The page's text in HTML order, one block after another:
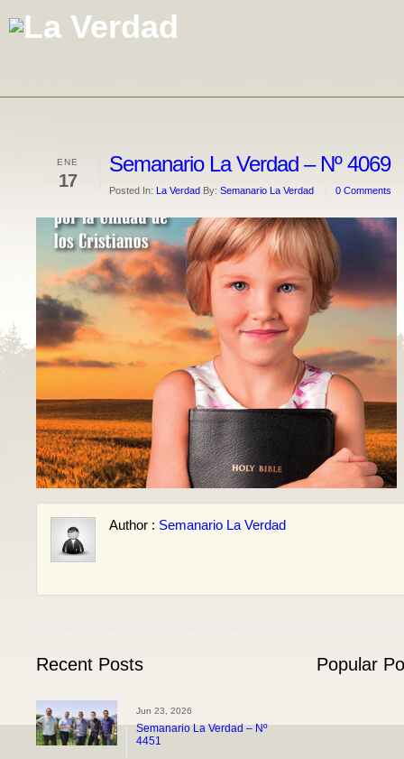
ENE
17
Semanario La Verdad – Nº 4069
Posted In: La Verdad By: Semanario La Verdad 0 Comments
Author : Semanario La Verdad
Recent Posts
Jun 23, 2026
Semanario La Verdad – Nº
4451
Popular